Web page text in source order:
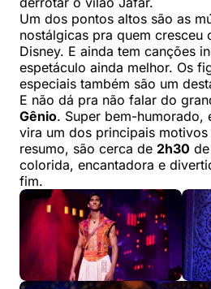
Um dos pontos altos são as
nostálgicas pra quem cresceu
Disney. E ainda tem canções
espetáculo ainda melhor. Os
especiais também são um
E não dá pra não falar do
Gênio. Super bem-humorado,
vira um dos principais
resumo, são cerca de 2h30
colorida, encantadora e
fim.